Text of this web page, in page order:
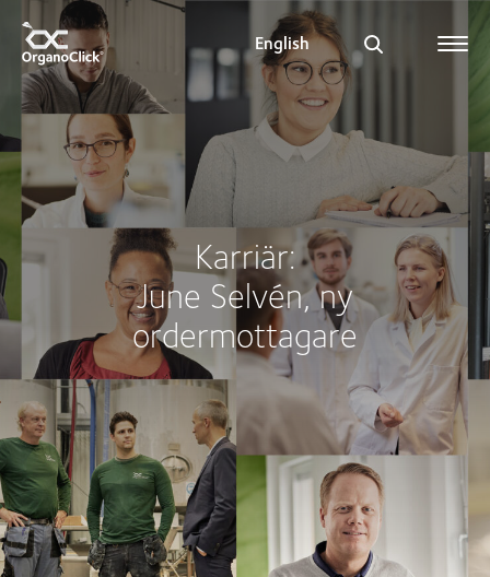
English
Search for:
Karriär:
June Selvén, ny
ordermottagare